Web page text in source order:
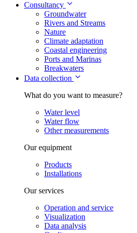
Consultancy
Groundwater
Rivers and Streams
Nature
Climate adaptation
Coastal engineering
Ports and Marinas
Breakwaters
Data collection
What do you want to measure?
Water level
Water flow
Other measurements
Our equipment
Products
Installations
Our services
Operation and service
Visualization
Data analysis